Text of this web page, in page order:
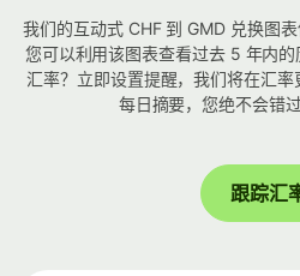
我们的互动式 CHF 到 GMD 兑换图
您可以利用该图表查看过去 5 年内
汇率？立即设置提醒，我们将在汇
每日摘要，您绝不会错
跟踪汇